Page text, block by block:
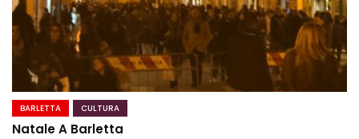
BARLETTA CULTURA
Natale A Barletta